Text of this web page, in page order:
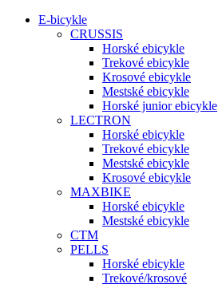
E-bicykle
CRUSSIS
Horské ebicykle
Trekové ebicykle
Krosové ebicykle
Mestské ebicykle
Horské junior ebicykle
LECTRON
Horské ebicykle
Trekové ebicykle
Mestské ebicykle
Krosové ebicykle
MAXBIKE
Horské ebicykle
Mestské ebicykle
CTM
PELLS
Horské ebicykle
Trekové/krosové